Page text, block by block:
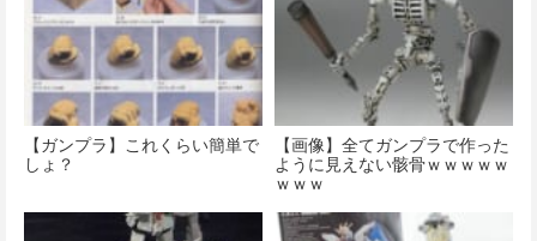
【ガンプラ】これくらい簡単で
しょ？
【画像】全てガンプラで作った
ように見えない骸骨ｗｗｗｗｗ
ｗｗｗ